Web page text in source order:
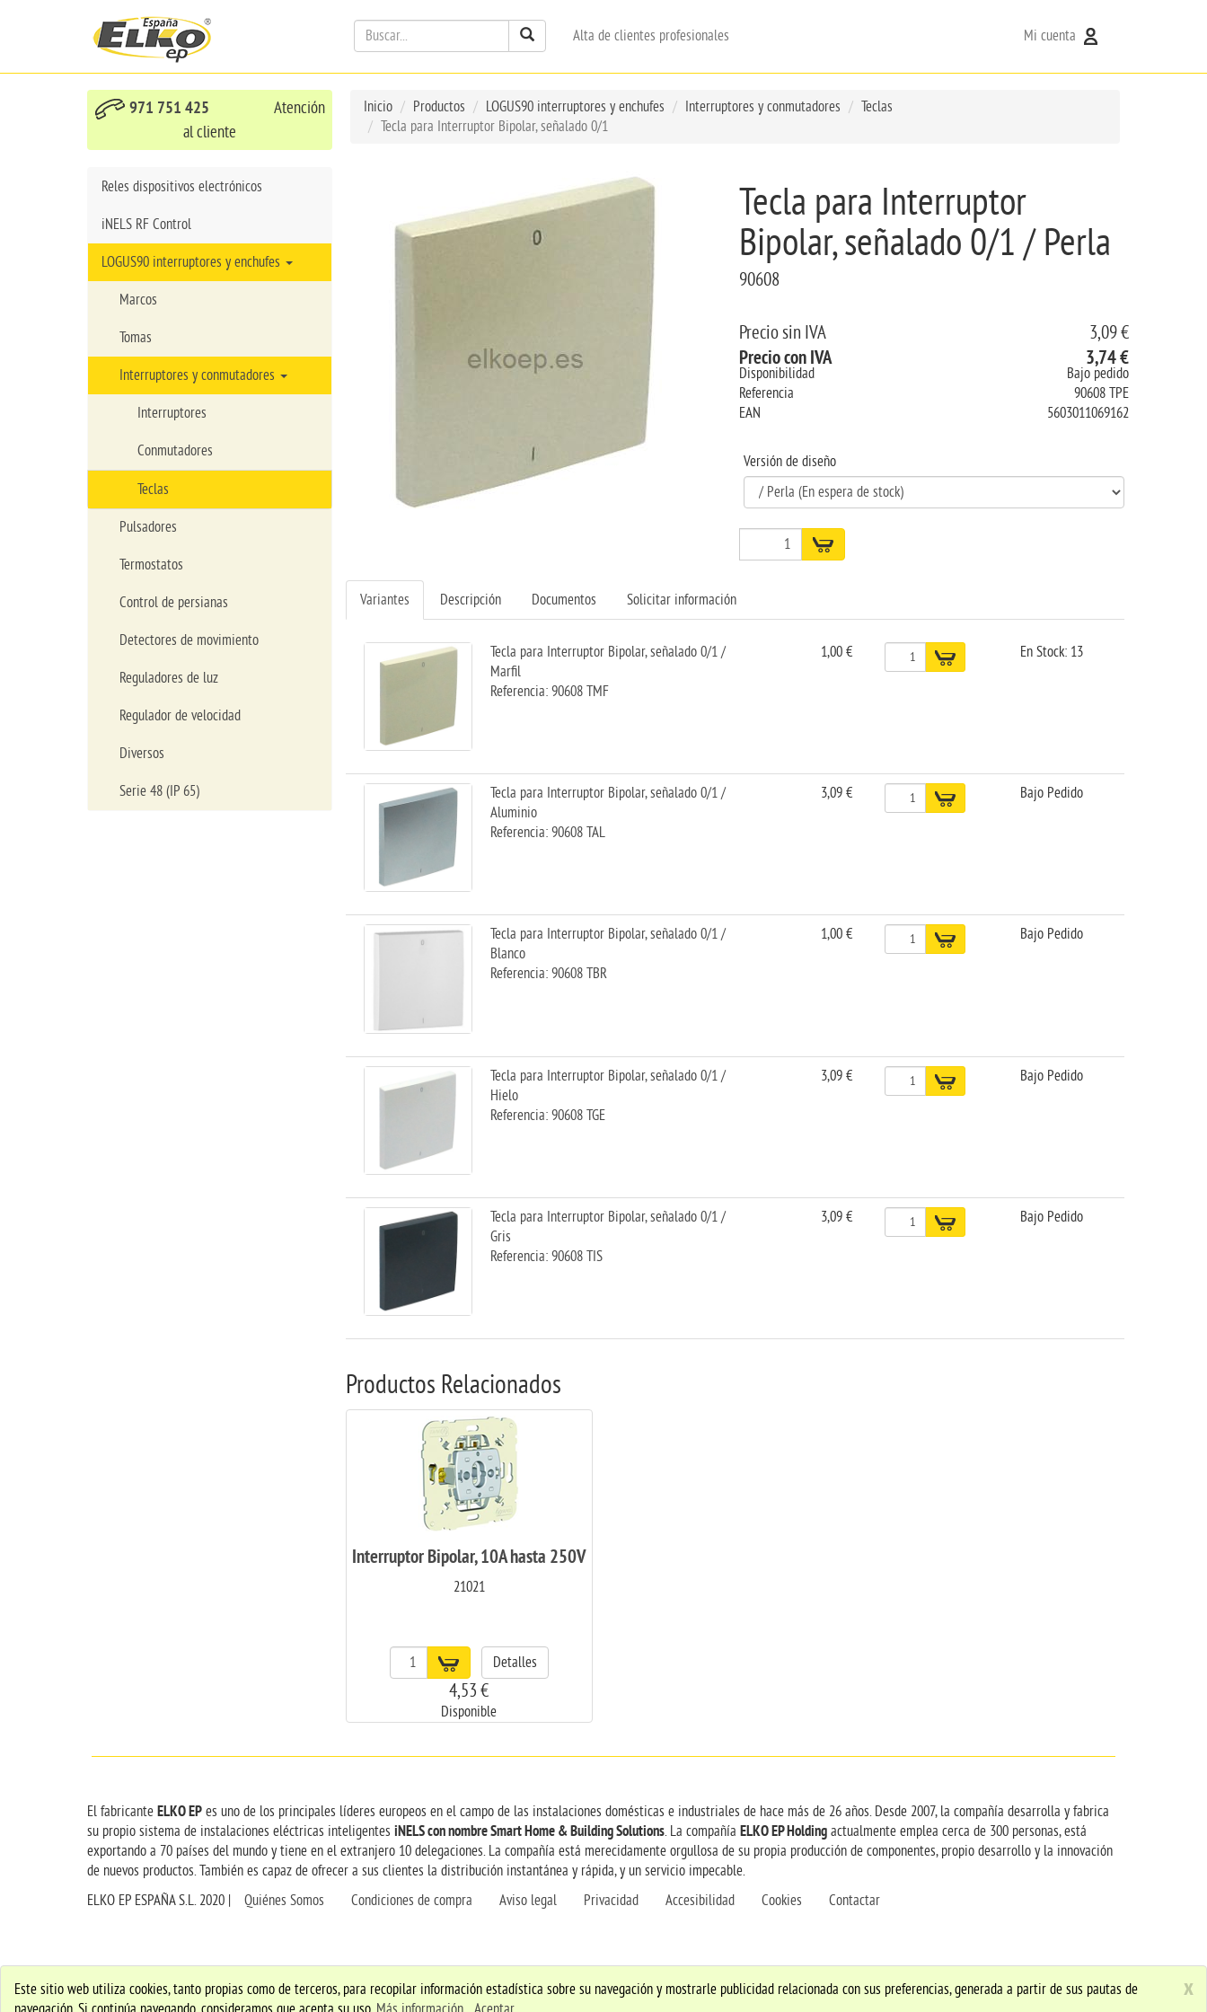
Mi cuenta
Alta de clientes profesionales
971 751 425 Atención
al cliente
Reles dispositivos electrónicos
iNELS RF Control
LOGUS90 interruptores y enchufes
Marcos
Tomas
Interruptores y conmutadores
Interruptores
Conmutadores
Teclas
Pulsadores
Termostatos
Control de persianas
Detectores de movimiento
Reguladores de luz
Regulador de velocidad
Diversos
Serie 48 (IP 65)
Inicio Productos LOGUS90 interruptores y enchufes Interruptores y conmutadores
Teclas
Tecla para Interruptor Bipolar, señalado 0/1
Tecla para Interruptor
Bipolar, señalado 0/1 / Perla
90608
Precio sin IVA 3,09 €
Precio con IVA 3,74 €
Disponibilidad
Bajo pedido
Referencia
90608 TPE
EAN
5603011069162
Versión de diseño
Variantes Descripción Documentos Solicitar información
Tecla para Interruptor Bipolar, señalado 0/1 /
Marfil
Referencia: 90608 TMF
1,00 € En Stock: 13
Tecla para Interruptor Bipolar, señalado 0/1 /
Aluminio
Referencia: 90608 TAL
3,09 € Bajo Pedido
Tecla para Interruptor Bipolar, señalado 0/1 /
Blanco
Referencia: 90608 TBR
1,00 € Bajo Pedido
Tecla para Interruptor Bipolar, señalado 0/1 /
Hielo
Referencia: 90608 TGE
3,09 € Bajo Pedido
Tecla para Interruptor Bipolar, señalado 0/1 /
Gris
Referencia: 90608 TIS
3,09 € Bajo Pedido
Productos Relacionados
Interruptor Bipolar, 10A hasta 250V
21021
Detalles
4,53 €
Disponible
El fabricante ELKO EP es uno de los principales líderes europeos en el campo de las instalaciones domésticas e industriales de hace más de 26 años. Desde 2007, la compañía desarrolla y fabrica
su propio sistema de instalaciones eléctricas inteligentes iNELS con nombre Smart Home & Building Solutions. La compañía ELKO EP Holding actualmente emplea cerca de 300 personas, está
exportando a 70 países del mundo y tiene en el extranjero 10 delegaciones. La compañía está merecidamente orgullosa de su propia producción de componentes, propio desarrollo y la innovación
de nuevos productos. También es capaz de ofrecer a sus clientes la distribución instantánea y rápida, y un servicio impecable.
ELKO EP ESPAÑA S.L. 2020 |
Quiénes Somos Condiciones de compra Aviso legal Privacidad Accesibilidad Cookies Contactar
x
Este sitio web utiliza cookies, tanto propias como de terceros, para recopilar información estadística sobre su navegación y mostrarle publicidad relacionada con sus preferencias, generada a partir de sus pautas de